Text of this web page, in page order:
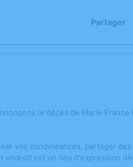
Partager
le décès de Marie
vos condoléances, partager
est un lieu d'expression